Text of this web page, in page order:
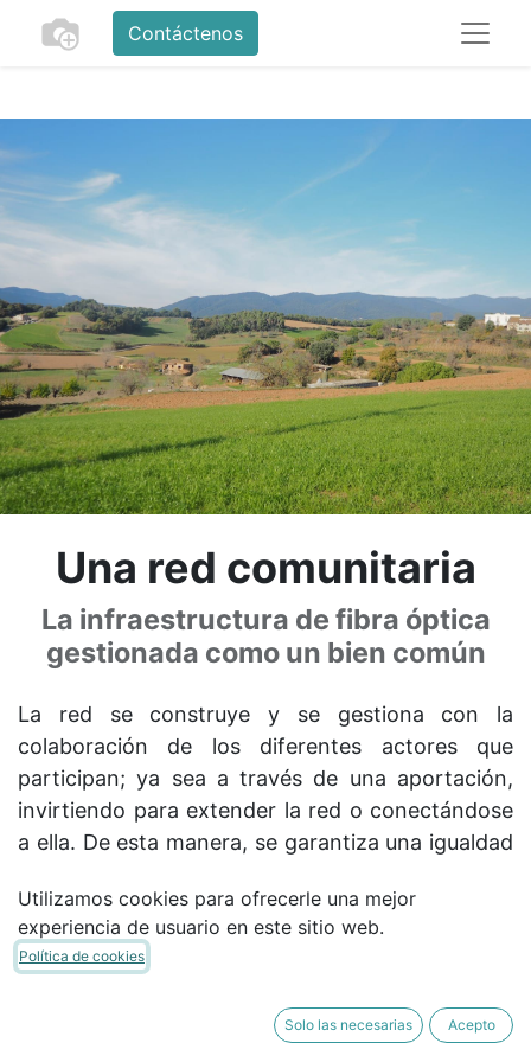
Contáctenos
Una red comunitaria
La infraestructura de fibra óptica
gestionada como un bien común
La red se construye y se gestiona con la
colaboración de los diferentes actores que
participan; ya sea a través de una aportación,
invirtiendo para extender la red o conectándose
a ella. De esta manera, se garantiza una igualdad
ser usuarias de la red. A través de la red de
comunes:
de calidad, a un precio justo y sin
Utilizamos cookies para ofrecerle una mejor
experiencia de usuario en este sitio web.
Política de cookies
Solo las necesarias Acepto